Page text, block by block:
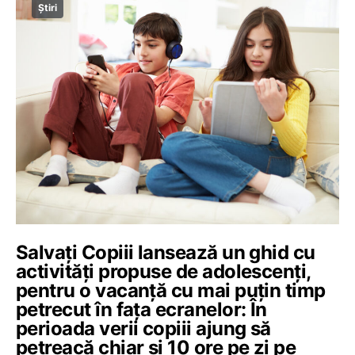
Știri
Salvaţi Copiii lansează un ghid cu
activităţi propuse de adolescenţi,
pentru o vacanţă cu mai puțin timp
petrecut în fața ecranelor: În
perioada verii copiii ajung să
petreacă chiar şi 10 ore pe zi pe